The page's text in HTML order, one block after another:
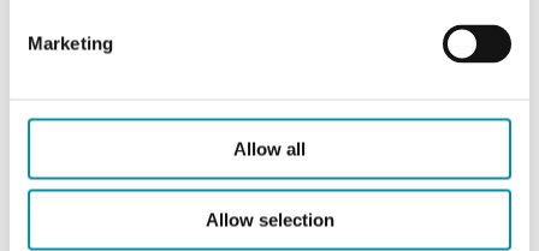
Marketing
Allow all
Allow selection
Materiale,
custodia
Materiale, base Policarbonato (PC)